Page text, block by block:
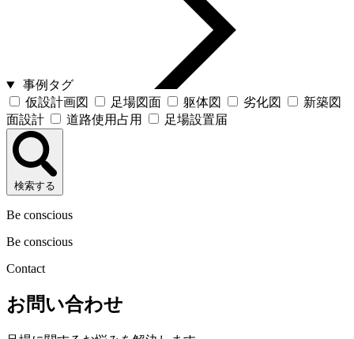
事例タグ
仮設計画図
足場図面 躯体図 劣化図
新築図
面設計
道路使用占用 足場設置届
検索する
Be conscious
Be conscious
Contact
お問い合わせ